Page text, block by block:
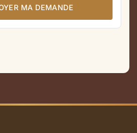
MA DEMANDE